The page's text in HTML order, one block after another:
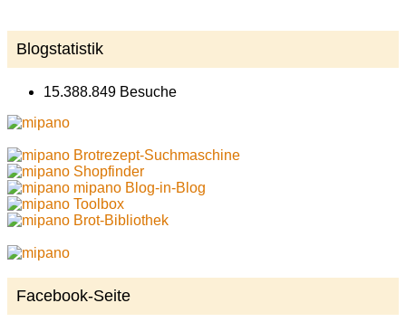
Blogstatistik
15.388.849 Besuche
Brotrezept-Suchmaschine
Shopfinder
mipano Blog-in-Blog
Toolbox
Brot-Bibliothek
Facebook-Seite